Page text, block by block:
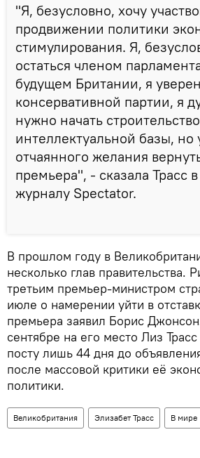
"Я, безусловно, хочу
продвижении политики
стимулирования. Я,
остаться членом
будущем Британии, я
консервативной партии, я
нужно начать
интеллектуальной базы, но
отчаянного желания
премьера", - сказала Трасс
журналу Spectator.
В прошлом году в
несколько глав правительства.
третьим премьер-министром
июле о намерении уйти в
премьера заявил Борис
сентябре на его место Лиз
посту лишь 44 дня до
после массовой критики её
политики.
Великобритания Элизабет Трасс В мире